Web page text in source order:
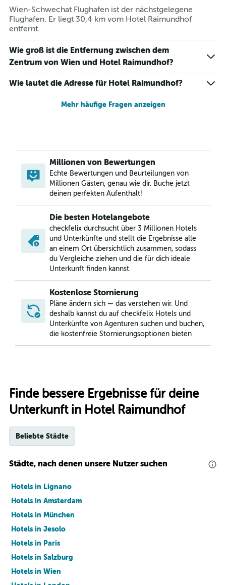
Wien-Schwechat Flughafen ist der nächstgelegene
Flughafen. Er liegt 30,4 km vom Hotel Raimundhof
entfernt.
Wie groß ist die Entfernung zwischen dem
Zentrum von Wien und Hotel Raimundhof?
Wie lautet die Adresse für Hotel Raimundhof?
Mehr häufige Fragen anzeigen
Millionen von Bewertungen
Echte Bewertungen und Beurteilungen von
Millionen Gästen, genau wie dir. Buche jetzt
deinen perfekten Aufenthalt!
Die besten Hotelangebote
checkfelix durchsucht über 3 Millionen Hotels
und Unterkünfte und stellt die Ergebnisse alle
an einem Ort übersichtlich zusammen, sodass
du Vergleiche ziehen und die für dich ideale
Unterkunft finden kannst.
Kostenlose Stornierung
Pläne ändern sich — das verstehen wir. Und
deshalb kannst du auf checkfelix Hotels und
Unterkünfte von Agenturen suchen und buchen,
die kostenfreie Stornierungsoptionen bieten
Finde bessere Ergebnisse für deine
Unterkunft in Hotel Raimundhof
Beliebte Städte
Städte, nach denen unsere Nutzer suchen
Hotels in Lignano
Hotels in Amsterdam
Hotels in München
Hotels in Jesolo
Hotels in Paris
Hotels in Salzburg
Hotels in Wien